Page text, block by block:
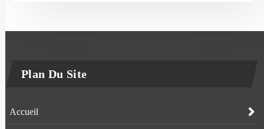
Plan Du Site
Accueil